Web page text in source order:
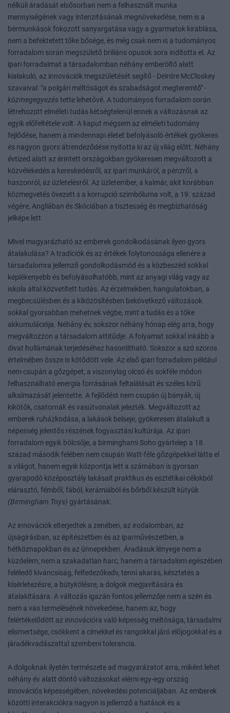
nélküli áradását elsősorban nem a felhasznált munka
mennyiségének vagy intenzitásának megnövekedése, nem is a
bérmunkások fokozott sanyargatása vagy a gyarmatok kirablása,
nem a befektetett tőke bősége, és még csak nem is a tudományos
forradalom során megszülető briliáns opusok sora indította el. Az
ipari forradalmat a társadalomban néhány emberöltő alatt
kialakuló, az innovációk megszületését segítő - Deirdre McCloskey
szavaival: "a polgári méltóságot és szabadságot megteremtő" -
közmegegyezés tette lehetővé. A tudományos forradalom során
létrehozott elméleti tudás kétségtelenül ennek a változásnak az
egyik előfeltétele volt. A kaput mégsem az elméleti tudomány
fejlődése, hanem a mindennapi életet befolyásoló értékek gyökeres
és nagyon gyors átrendeződése nyitotta ki az új világ előtt. Néhány
évtized alatt az érintett országokban gyökeresen megváltozott a
közvélekedés a kereskedésről, az ipari munkáról, a pénzről, a
haszonról, az üzletelésről. Az üzletember, a kalmár, akit korábban
közmegvetés övezett s a korrupció szimbóluma volt, a 19. század
végére, Angliában és Skóciában a tisztesség és megbízhatóság
jelképe lett.
Mivel magyarázható az emberek gondolkodásának ilyen gyors
átalakulása? A tradíciók és az értékek folytonossága ellenére a
társadalomra jellemző gondolkodásmód és a közbeszéd sokkal
képlékenyebb és befolyásolhatóbb, mint az anyagi világ vagy az
iskola által közvetített tudás. Az érzelmekben, hangulatokban, a
megbecsülésben és a kiközösítésben bekövetkező változások
sokkal gyorsabban mehetnek végbe, mint a tudás és a tőke
akkumulációja. Néhány év, sokszor néhány hónap elég arra, hogy
megváltozzon a társadalom attitűdje. A folyamat sokkal inkább a
divat hullámának terjedéséhez hasonlítható. Sokszor a szó szoros
értelmében össze is kötődött vele. Az első ipari forradalom például
nem csupán a gőzgépet, a viszonylag olcsó és sokféle módon
felhasználható energia forrásának feltalálását és széles körű
alkalmazását jelentette. A fejlődést nem csupán új bányák, új
kikötők, csatornák és vasútvonalak jelezték. Megváltozott az
emberek ruházkodása, a lakások belseje, gyökeresen átalakult a
népesség jelentős részének fogyasztási kultúrája. Az ipari
forradalom egyik bölcsője, a birminghami Soho gyártelep a 18.
század második felében nem csupán Watt-féle gőzgépekkel látta el
a világot, hanem egyik központja lett a számában is gyorsan
gyarapodó középosztály lakásait praktikus és esztétikai célokból
elárasztó, fémből, fából, kerámiából és bőrből készült kütyük
(Birmingham Toys) gyártásának.
Az innovációk elterjedtek a zenében, az irodalomban, az
újságírásban, az építészetben és az iparművészetben, a
hétköznapokban és az ünnepekben. Áradásuk lényege nem a
küzdelem, nem a szakadatlan harc, hanem a társadalom egészében
feléledő kíváncsiság, felfedezőkedv, tenni akarás, késztetés a
kísérletezésre, a bütykölésre, a dolgok megjavítására és
átalakítására. A változás igazán fontos jellemzője nem a szén és
nem a vas termelésének növekedése, hanem az, hogy
felértékelődött az innovációra való képesség méltósága, társadalmi
elismertsége, csökkent a címekkel és rangokkal járó előjogokkal és a
járadékvadászattal szembeni tolerancia.
A dolgoknak ilyetén természete ad magyarázatot arra, miként lehet
néhány év alatt döntő változásokat elérni egy-egy ország
innovációs képességében, növekedési potenciáljában. Az emberek
közötti interakciókra nagyon is jellemző a hatások és a